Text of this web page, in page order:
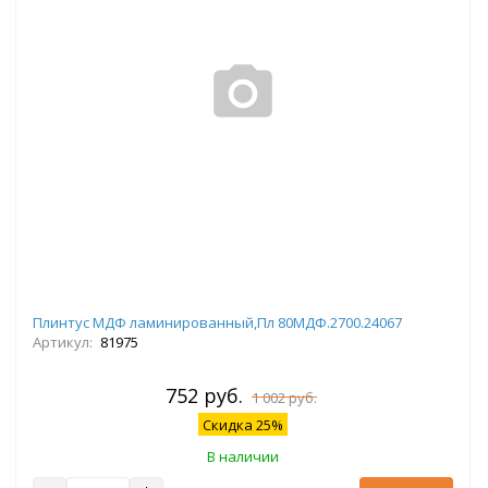
Плинтус МДФ ламинированный,Пл 80МДФ.2700.24067
Артикул: 81975
752 руб. 1 002 руб.
Скидка 25%
В наличии